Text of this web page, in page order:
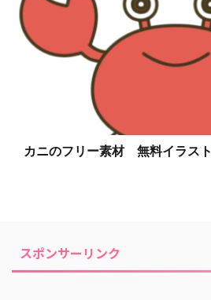
カニのフリー素材 無料イラスト
スポンサーリンク